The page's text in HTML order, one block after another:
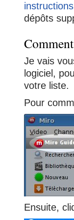
dépôts
Je vais
logiciel,
votre liste.
Pour
Ensuite,